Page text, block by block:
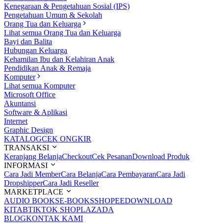
Kenegaraan & Pengetahuan Sosial (IPS)
Pengetahuan Umum & Sekolah
Orang Tua dan Keluarga
Lihat semua Orang Tua dan Keluarga
Bayi dan Balita
Hubungan Keluarga
Kehamilan Ibu dan Kelahiran Anak
Pendidikan Anak & Remaja
Komputer
Lihat semua Komputer
Microsoft Office
Akuntansi
Software & Aplikasi
Internet
Graphic Design
KATALOGCEK ONGKIR
TRANSAKSI
Keranjang BelanjaCheckoutCek PesananDownload Produk
INFORMASI
Cara Jadi MemberCara BelanjaCara PembayaranCara Jadi
DropshipperCara Jadi Reseller
MARKETPLACE
AUDIO BOOKSE-BOOKSSHOPEEDOWNLOAD
KITABTIKTOK SHOPLAZADA
BLOGKONTAK KAMI